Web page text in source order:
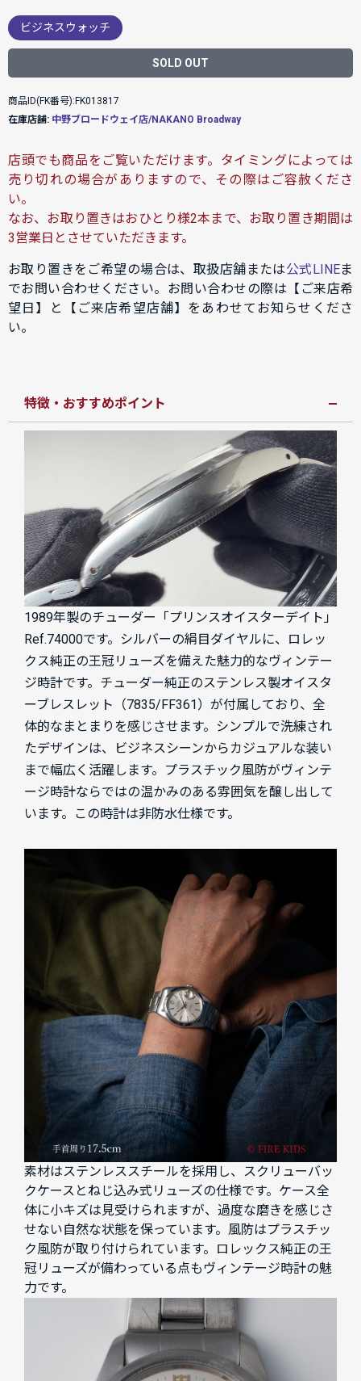
ビジネスウォッチ
SOLD OUT
商品ID(FK番号):FK013817
在庫店舗: 中野ブロードウェイ店/NAKANO Broadway
店頭でも商品をご覧いただけます。タイミングによっては
売り切れの場合がありますので、その際はご容赦くださ
い。
なお、お取り置きはおひとり様2本まで、お取り置き期間は
3営業日とさせていただきます。
お取り置きをご希望の場合は、取扱店舗または公式LINEま
でお問い合わせください。お問い合わせの際は【ご来店希
望日】と【ご来店希望店舗】をあわせてお知らせくださ
い。
特徴・おすすめポイント
1989年製のチューダー「プリンスオイスターデイト」
Ref.74000です。シルバーの絹目ダイヤルに、ロレッ
クス純正の王冠リューズを備えた魅力的なヴィンテー
ジ時計です。チューダー純正のステンレス製オイスタ
ーブレスレット（7835/FF361）が付属しており、全
体的なまとまりを感じさせます。シンプルで洗練され
たデザインは、ビジネスシーンからカジュアルな装い
まで幅広く活躍します。プラスチック風防がヴィンテ
ージ時計ならではの温かみのある雰囲気を醸し出して
います。この時計は非防水仕様です。
素材はステンレススチールを採用し、スクリューバッ
クケースとねじ込み式リューズの仕様です。ケース全
体に小キズは見受けられますが、過度な磨きを感じさ
せない自然な状態を保っています。風防はプラスチッ
ク風防が取り付けられています。ロレックス純正の王
冠リューズが備わっている点もヴィンテージ時計の魅
力です。